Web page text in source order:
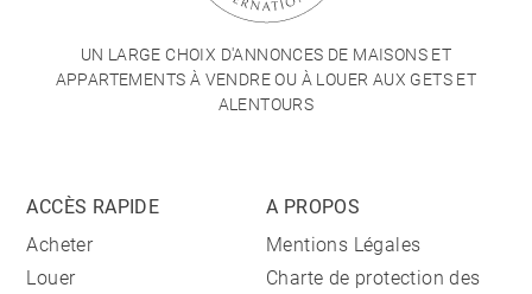
UN LARGE CHOIX D'ANNONCES DE MAISONS ET
APPARTEMENTS À VENDRE OU À LOUER AUX GETS ET
ALENTOURS
ACCÈS RAPIDE
Acheter
Louer
A PROPOS
Mentions Légales
Charte de protection des